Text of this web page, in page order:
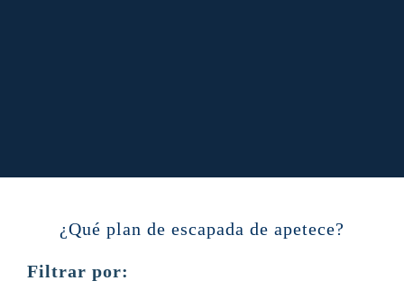
¿Qué plan de escapada de apetece?
Filtrar por: